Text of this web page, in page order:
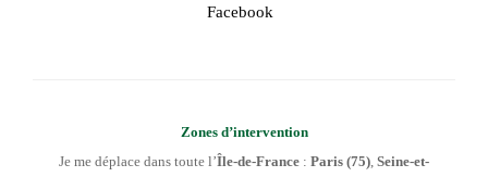
Facebook
Zones d’intervention
Je me déplace dans toute l’Île-de-France : Paris (75) Seine-et-